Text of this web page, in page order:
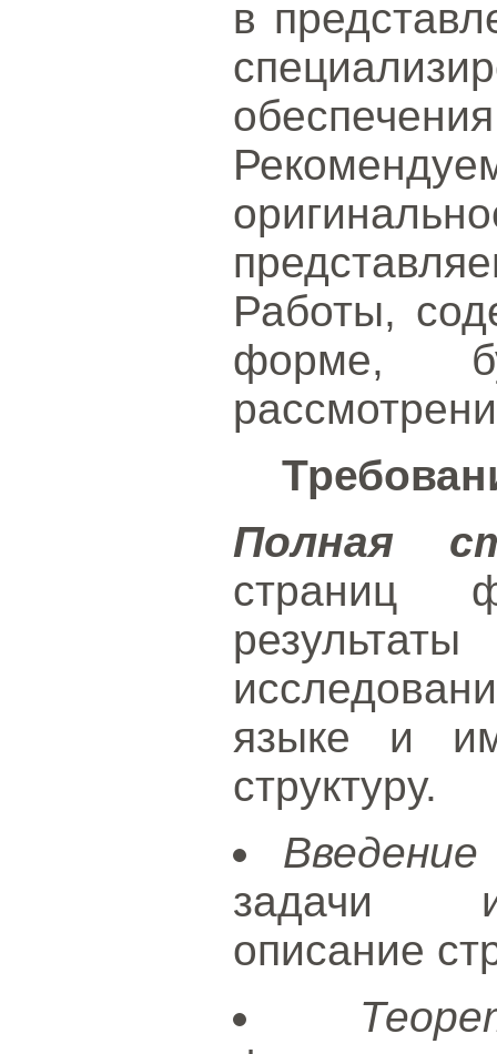
в
Работы,
форме,
Полная
страниц
языке и
структуру.
Введение
задачи
описание